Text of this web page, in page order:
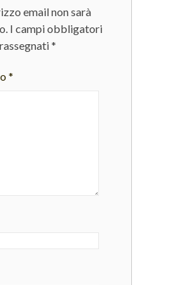
email non sarà
I campi obbligatori
*
*